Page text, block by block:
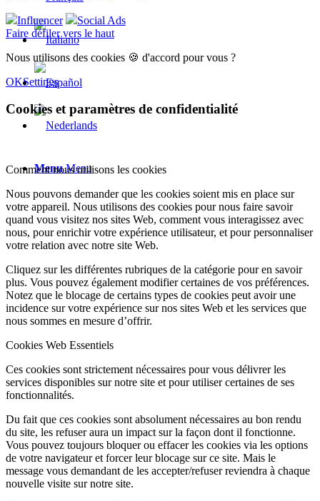
Menu Menu
Influencer
Social Ads
Faire défiler vers le haut
Nous utilisons des cookies 🍪 d'accord pour vous ?
OKSettings
Cookies et paramètres de confidentialité
Comment nous utilisons les cookies
Nous pouvons demander que les cookies soient mis en place sur
votre appareil. Nous utilisons des cookies pour nous faire savoir
quand vous visitez nos sites Web, comment vous interagissez avec
nous, pour enrichir votre expérience utilisateur, et pour personnaliser
votre relation avec notre site Web.
Cliquez sur les différentes rubriques de la catégorie pour en savoir
plus. Vous pouvez également modifier certaines de vos préférences.
Notez que le blocage de certains types de cookies peut avoir une
incidence sur votre expérience sur nos sites Web et les services que
nous sommes en mesure d’offrir.
Cookies Web Essentiels
Ces cookies sont strictement nécessaires pour vous délivrer les
services disponibles sur notre site et pour utiliser certaines de ses
fonctionnalités.
Du fait que ces cookies sont absolument nécessaires au bon rendu
du site, les refuser aura un impact sur la façon dont il fonctionne.
Vous pouvez toujours bloquer ou effacer les cookies via les options
de votre navigateur et forcer leur blocage sur ce site. Mais le
message vous demandant de les accepter/refuser reviendra à chaque
nouvelle visite sur notre site.